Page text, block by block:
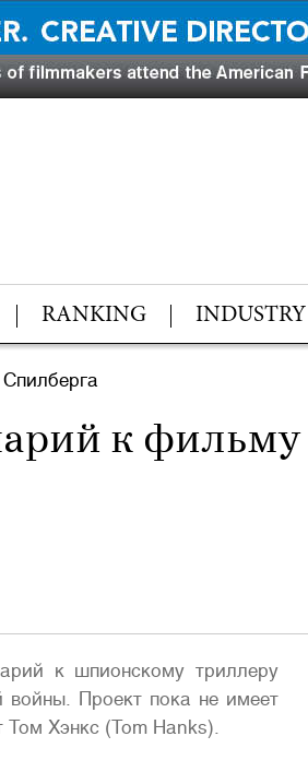
RANKING INDUSTRY
к фильму
к шпионскому триллеру
войны. Проект пока не имеет
Том Хэнкс (Tom Hanks).